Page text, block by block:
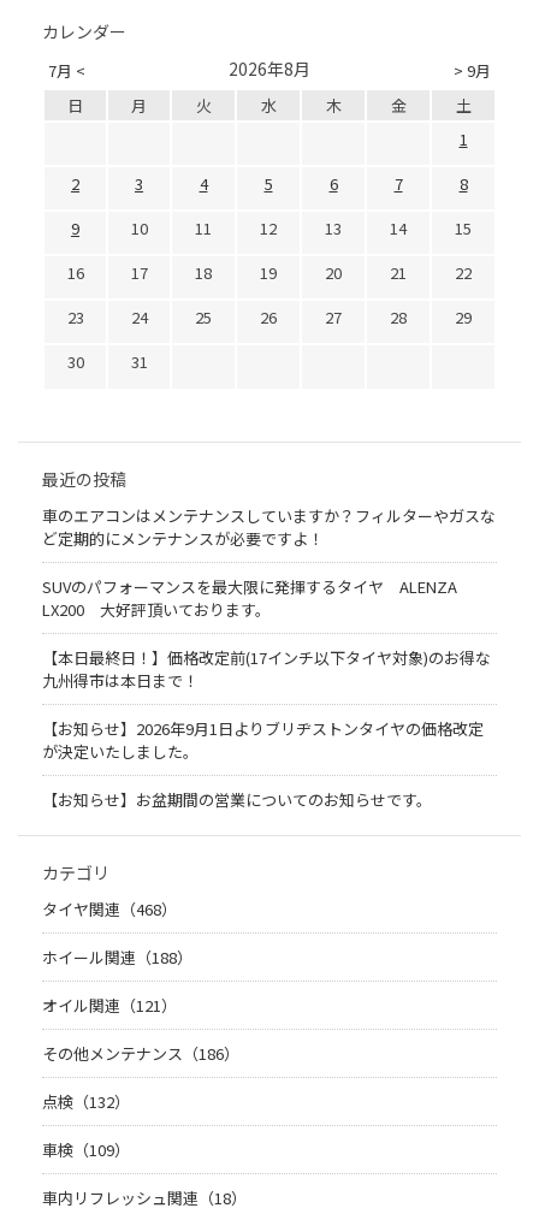
カレンダー
7月 < > 9月
2026年8月
日 月 火 水 木 金
土
1
2
3 4 5 6 7
8
9
10 11 12 13 14
15
16
17 18 19 20 21
22
23
24 25 26 27 28
29
30
31
最近の投稿
車のエアコンはメンテナンスしていますか？フィルターやガスな
ど定期的にメンテナンスが必要ですよ！
SUVのパフォーマンスを最大限に発揮するタイヤ ALENZA
LX200 大好評頂いております。
【本日最終日！】価格改定前(17インチ以下タイヤ対象)のお得な
九州得市は本日まで！
【お知らせ】2026年9月1日よりブリヂストンタイヤの価格改定
が決定いたしました。
【お知らせ】お盆期間の営業についてのお知らせです。
カテゴリ
タイヤ関連（468）
ホイール関連（188）
オイル関連（121）
その他メンテナンス（186）
点検（132）
車検（109）
車内リフレッシュ関連（18）